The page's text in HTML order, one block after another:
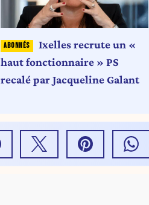
Ixelles recrute un «
haut fonctionnaire » PS
recalé par Jacqueline Galant